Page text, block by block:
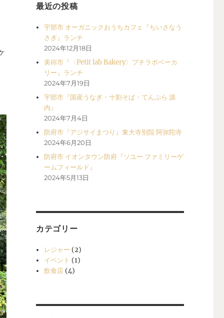
最近の投稿
宇部市 オーガニックおうちカフェ『ちいさなう
さぎ』ランチ
2024年12月18日
美祢市『〈Petit lab Bakery〉プチラボベーカ
リー』ランチ
2024年7月19日
宇部市『国産うなぎ・十割そば・てんぷら 源
内』
2024年7月4日
防府市『アジサイまつり』東大寺別院 阿弥陀寺
2024年6月20日
防府市 イオンタウン防府『ソユー ファミリーゲ
ームフィールド』
2024年5月13日
カテゴリー
レジャー (2)
イベント (1)
飲食店 (4)